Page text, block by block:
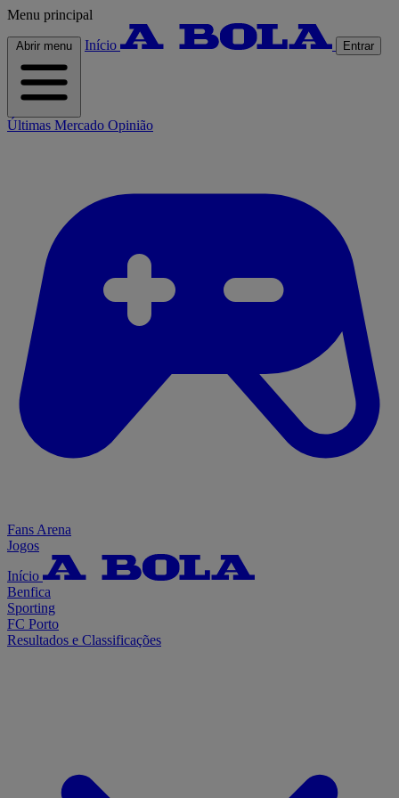
Menu principal
Abrir menu Início Entrar
Últimas Mercado Opinião
Fans Arena
Jogos
Início
Benfica
Sporting
FC Porto
Resultados e Classificações